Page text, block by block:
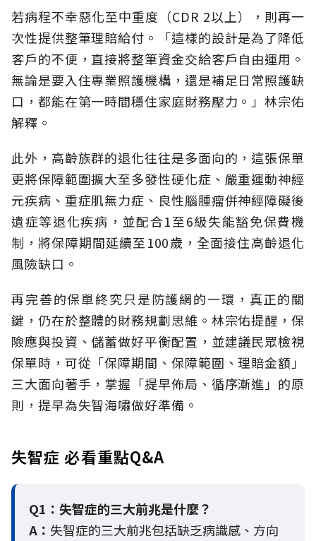
若病程不幸惡化至中重度（CDR 2以上），則再一
次性提供整筆理賠給付。「這樣的設計是為了降低
客戶的不便，直接將整筆資金交給客戶自由運用。
無論是要入住專業照護機構，還是補足日常照護缺
口，都能在第一時間穩住家庭財務壓力。」林宗佑
解釋。
此外，高齡族群的退化往往是多面向的，這張保單
更將保障範圍擴大至多發性硬化症、嚴重運動神經
元疾病、重症肌無力症、良性腦腫瘤併神經障礙後
遺症等退化疾病，並配合1至6級失能豁免保費機
制，將保障期間延續至100歲，全面接住高齡退化
風險缺口。
再完善的保單終究只是防護網的一環，真正的關
鍵，仍在於整體的財務規劃思維。 林宗佑提醒，保
險應與投資、儲蓄做好平衡配置，並建議民眾檢視
保單時，可從「保障期間、保障範圍、理賠金額」
三大面向著手，掌握「提早佈局、循序漸進」的原
則，提早為失智海嘯做好準備。
失智症 必看重點Q&A
Q1：失智症的三大前兆是什麼？
A： 失智症的三大前兆包括缺乏病識感、方向